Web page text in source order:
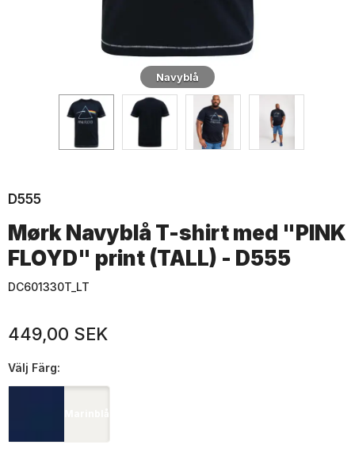
Navyblå
D555
Mørk Navyblå T-shirt med "PINK
FLOYD" print (TALL) - D555
DC601330T_LT
449,00 SEK
Välj Färg:
Marinblå